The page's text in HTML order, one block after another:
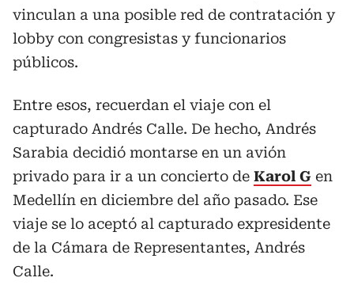
vinculan a una posible red de contratación y
lobby con congresistas y funcionarios
públicos.
Entre esos, recuerdan el viaje con el
capturado Andrés Calle. De hecho, Andrés
Sarabia decidió montarse en un avión
privado para ir a un concierto de Karol G en
Medellín en diciembre del año pasado. Ese
viaje se lo aceptó al capturado expresidente
de la Cámara de Representantes, Andrés
Calle.